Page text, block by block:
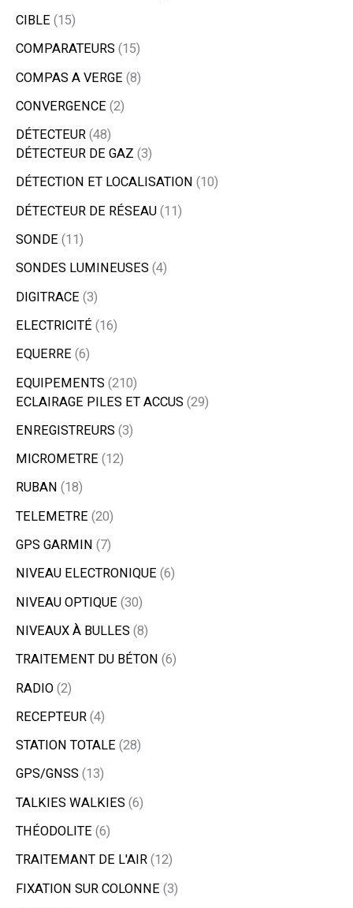
CIBLE 15
COMPARATEURS 15
COMPAS A VERGE 8
CONVERGENCE 2
DÉTECTEUR 48
DÉTECTEUR DE GAZ 3
DÉTECTION ET LOCALISATION
10
DÉTECTEUR DE RÉSEAU 11
SONDE 11
SONDES LUMINEUSES 4
DIGITRACE 3
ELECTRICITÉ 16
EQUERRE 6
EQUIPEMENTS 210
ECLAIRAGE PILES ET ACCUS 29
ENREGISTREURS 3
MICROMETRE 12
RUBAN
18
TELEMETRE 20
GPS GARMIN 7
NIVEAU ELECTRONIQUE 6
NIVEAU OPTIQUE 30
NIVEAUX À BULLES 8
TRAITEMENT DU BÉTON
6
RADIO 2
RECEPTEUR 4
STATION TOTALE 28
GPS/GNSS 13
TALKIES WALKIES 6
THÉODOLITE 6
TRAITEMANT DE L'AIR 12
FIXATION SUR COLONNE 3